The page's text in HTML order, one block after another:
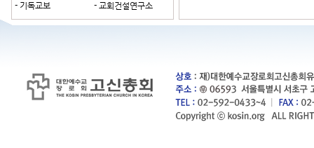
- 기독교보
- 교회건설연구소